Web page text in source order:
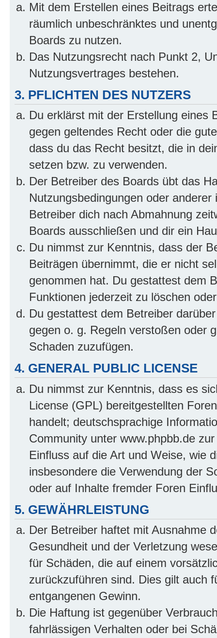
Mit dem Erstellen eines Beitrags
räumlich unbeschränktes und
Boards zu nutzen.
Das Nutzungsrecht nach Punkt 2,
Nutzungsvertrages bestehen.
3. PFLICHTEN DES NUTZERS
Du erklärst mit der Erstellung eines
gegen geltendes Recht oder die
dass du das Recht besitzt, die in
setzen bzw. zu verwenden.
Der Betreiber des Boards übt das
Nutzungsbedingungen oder
Betreiber dich nach Abmahnung
Boards ausschließen und dir ein
Du nimmst zur Kenntnis, dass der
Beiträgen übernimmt, die er nicht
genommen hat. Du gestattest dem
Funktionen jederzeit zu löschen
Du gestattest dem Betreiber
gegen o. g. Regeln verstoßen oder
Schaden zuzufügen.
4. GENERAL PUBLIC LICENSE
Du nimmst zur Kenntnis, dass es
License (GPL) bereitgestellten
handelt; deutschsprachige
Community unter www.phpbb.de
Einfluss auf die Art und Weise, wie
insbesondere die Verwendung der
oder auf Inhalte fremder Foren
5. GEWÄHRLEISTUNG
Der Betreiber haftet mit Ausnahme
Gesundheit und der Verletzung
für Schäden, die auf einem
zurückzuführen sind. Dies gilt auch
entgangenen Gewinn.
Die Haftung ist gegenüber
fahrlässigen Verhalten oder bei